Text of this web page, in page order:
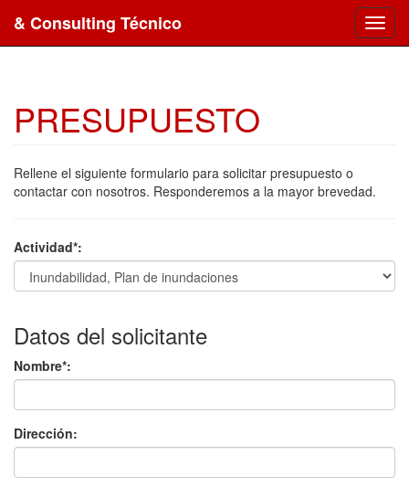
& Consulting Técnico
PRESUPUESTO
Rellene el siguiente formulario para solicitar presupuesto o
contactar con nosotros. Responderemos a la mayor brevedad.
Actividad*:
Datos del solicitante
Nombre*:
Dirección: